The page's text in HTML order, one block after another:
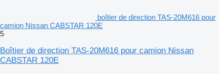
boîtier de direction TAS-20M616 pour
camion Nissan CABSTAR 120E
5
Boîtier de direction TAS-20M616 pour camion Nissan
CABSTAR 120E